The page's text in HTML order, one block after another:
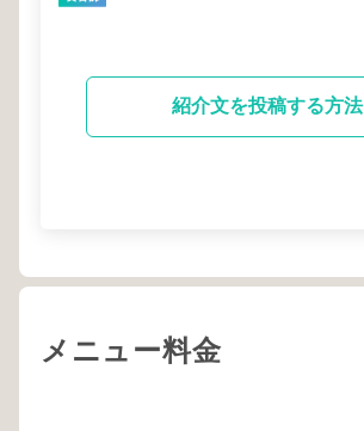
紹介文を投稿する方法
メニュー料金